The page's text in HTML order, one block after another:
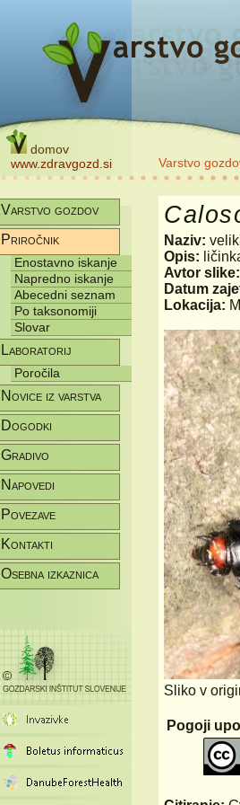
domov
www.zdravgozd.si
Varstvo
Varstvo gozdov
Priročnik
Enostavno iskanje
Napredno iskanje
Abecedni seznam
Po taksonomiji
Slovar
Laboratorij
Poročila
Novice iz varstva
Dogodki
Gradivo
Napovedi
Povezave
Kontakti
Osebna izkaznica
Naziv:
Opis:
Avtor slike:
Datum
Lokacija:
Sliko v
Pogoji